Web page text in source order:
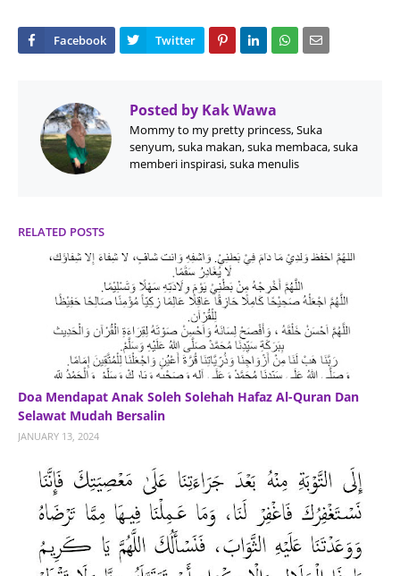
Posted by Kak Wawa
Mommy to my pretty princess, Suka
senyum, suka makan, suka membaca, suka
memberi inspirasi, suka menulis
RELATED POSTS
Doa Mendapat Anak Soleh Solehah Hafaz Al-Quran Dan
Selawat Mudah Bersalin
JANUARY 13, 2024